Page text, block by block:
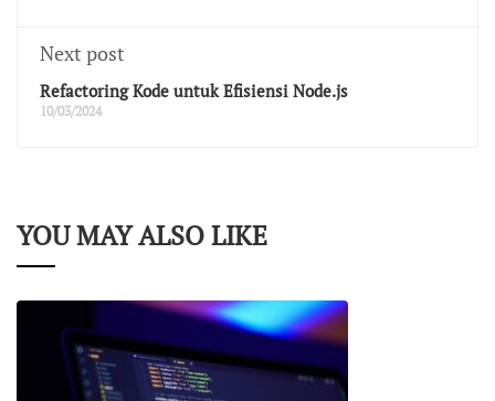
Next post
Refactoring Kode untuk Efisiensi Node.js
10/03/2024
YOU MAY ALSO LIKE